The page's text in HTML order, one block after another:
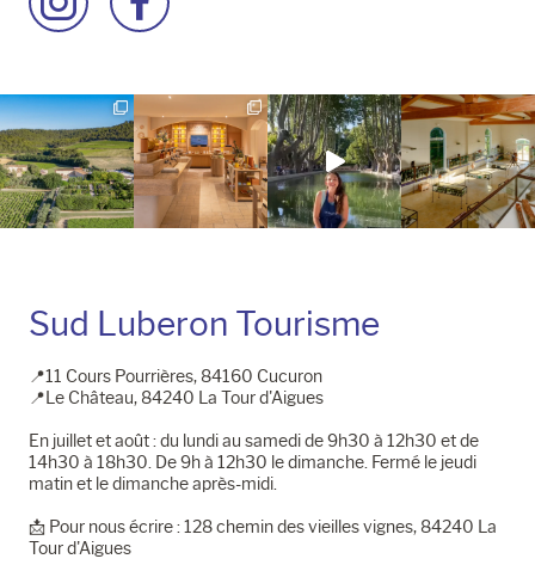
à
Instagram
à
Facebook
Sud Luberon Tourisme
📍11 Cours Pourrières, 84160 Cucuron
📍Le Château, 84240 La Tour d'Aigues
En juillet et août : du lundi au samedi de 9h30 à 12h30 et de
14h30 à 18h30. De 9h à 12h30 le dimanche. Fermé le jeudi
matin et le dimanche après-midi.
📩​ Pour nous écrire : 128 chemin des vieilles vignes, 84240 La
Tour d'Aigues